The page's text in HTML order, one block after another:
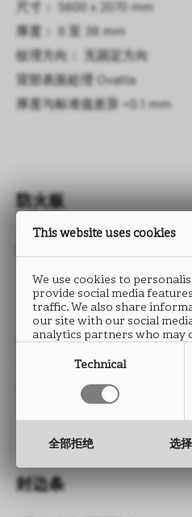
尺寸： 5600 x 2070 mm
厚度： 8 至 38 mm
纹理方向： 无固定方向
背部表面处理
Ovatta
厚度与标准值差异
+0.1 mm
防火板
OVATTA
UB65
类型： HPL防火板
尺寸： 2760 x 2040 mm
厚度： 0.9 mm
封边条
This website uses cookies
We use cookies to
provide social media
traffic. We also share
our site with our social
analytics partners who may
they have collected from
Technical
全部拒绝 选择